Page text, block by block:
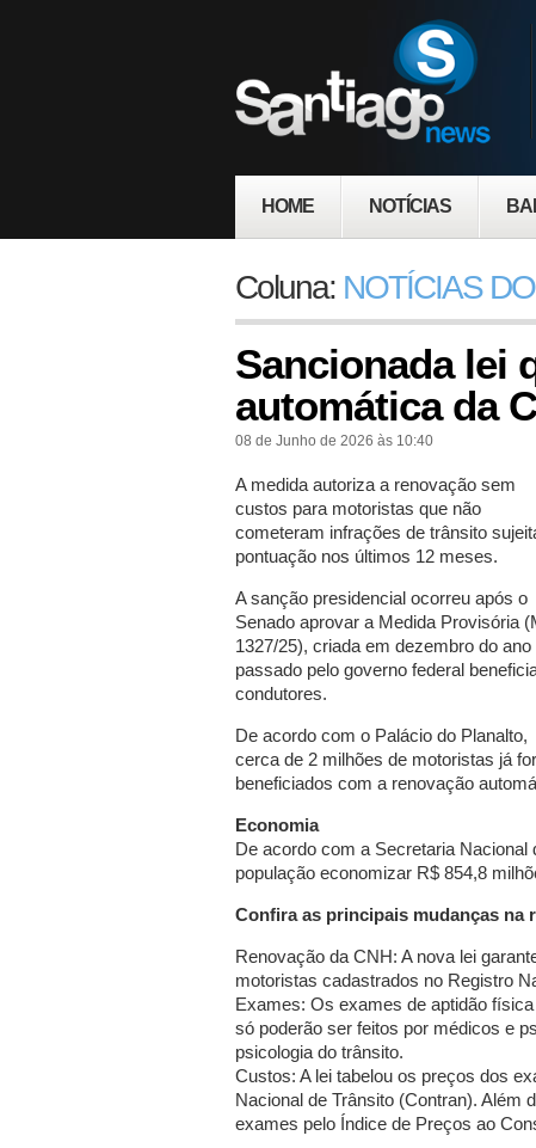
HOME NOTÍCIAS
Coluna: NOTÍCIAS
Sancionada lei
automática da
08 de Junho de 2026 às 10:40
A medida autoriza a renovação sem
custos para motoristas que não
cometeram infrações de trânsito
pontuação nos últimos 12 meses.
A sanção presidencial ocorreu após o
Senado aprovar a Medida Provisória
1327/25), criada em dezembro do ano
passado pelo governo federal
condutores.
De acordo com o Palácio do Planalto,
cerca de 2 milhões de motoristas já
beneficiados com a renovação
Economia
De acordo com a Secretaria
população economizar R$ 854,8
Confira as principais mudanças na
Renovação da CNH: A nova lei
motoristas cadastrados no Registro
Exames: Os exames de aptidão
só poderão ser feitos por médicos e
psicologia do trânsito.
Custos: A lei tabelou os preços dos
Nacional de Trânsito (Contran). Além
exames pelo Índice de Preços ao